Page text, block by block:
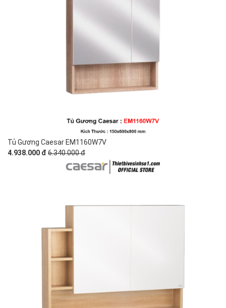
Tủ Gương Caesar EM1160W7V
4.938.000 đ 6.340.000 đ